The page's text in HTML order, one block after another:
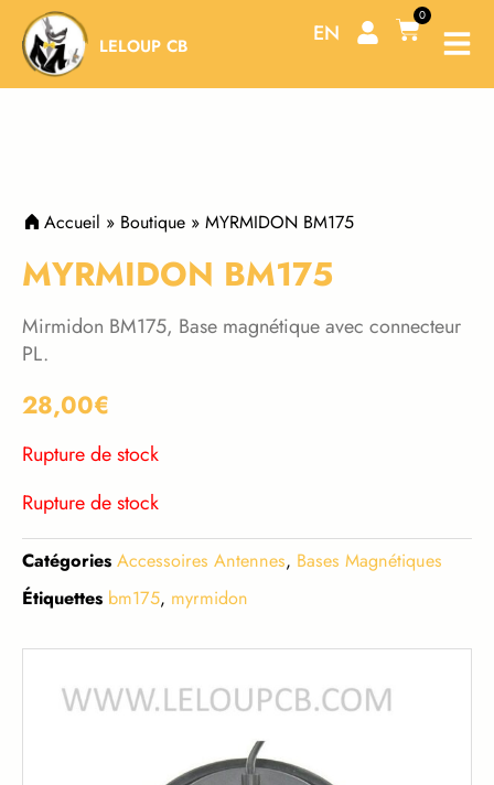
Aller
contenu
LELOUP CB EN
0
Panier
Accueil » Boutique » MYRMIDON BM175
MYRMIDON BM175
Mirmidon BM175, Base magnétique avec connecteur
PL.
28,00€
Rupture de stock
Rupture de stock
Catégories Accessoires Antennes, Bases Magnétiques
Étiquettes bm175, myrmidon